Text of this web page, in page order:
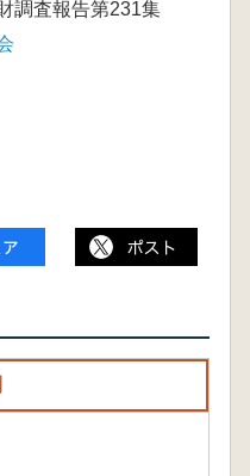
調査報告第231集